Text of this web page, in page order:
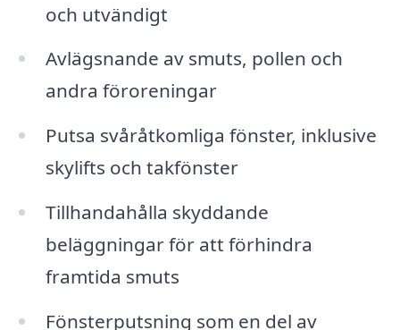
och utvändigt
Avlägsnande av smuts, pollen och
andra föroreningar
Putsa svåråtkomliga fönster, inklusive
skylifts och takfönster
Tillhandahålla skyddande
beläggningar för att förhindra
framtida smuts
Fönsterputsning som en del av